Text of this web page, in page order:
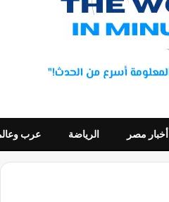
أخبار مصر الرياضة عرب